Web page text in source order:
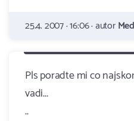
25.4. 2007 · 16:06 · autor
Pls poradte mi co
vadi...
..